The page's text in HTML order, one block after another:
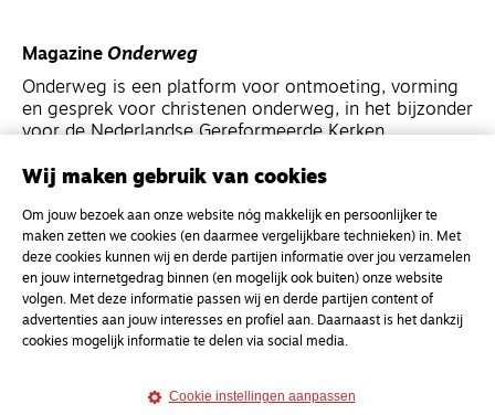
Magazine Onderweg
Onderweg is een platform voor ontmoeting, vorming
en gesprek voor christenen onderweg, in het bijzonder
voor de Nederlandse Gereformeerde Kerken.
Magazine
Onderweg
Kvk-nummer 33277063
NL46 INGB 0117 5827 86
info@onderwegonline.nl
Wij maken gebruik van cookies
Om jouw bezoek aan onze website nóg makkelijk en persoonlijker te
maken zetten we cookies (en daarmee vergelijkbare technieken) in. Met
deze cookies kunnen wij en derde partijen informatie over jou verzamelen
en jouw internetgedrag binnen (en mogelijk ook buiten) onze website
volgen. Met deze informatie passen wij en derde partijen content of
advertenties aan jouw interesses en profiel aan. Daarnaast is het dankzij
cookies mogelijk informatie te delen via social media.
Cookie instellingen aanpassen